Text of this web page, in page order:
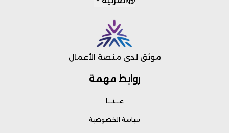
روابط مهمة
عـــنـــا
سياسة الخصوصية
موثق لدى منصة الأعمال